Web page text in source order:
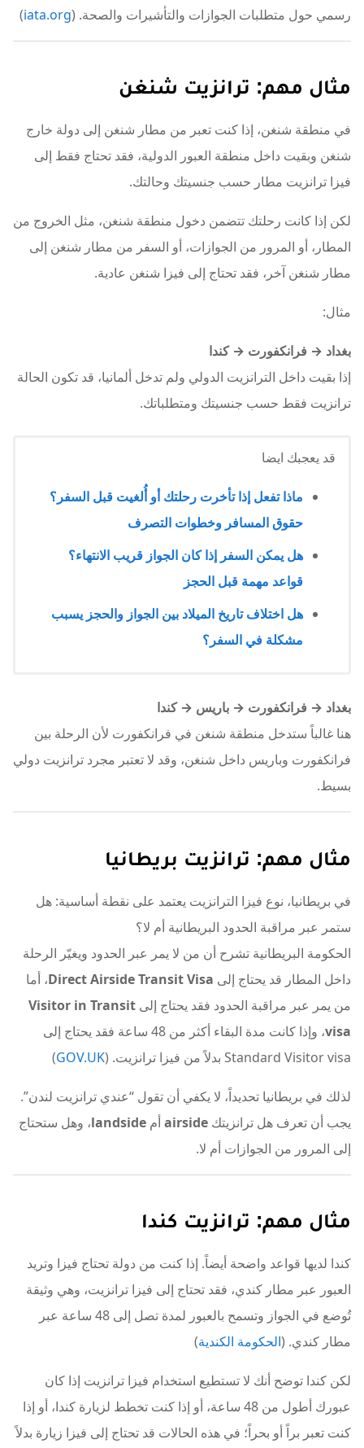
رسمي حول متطلبات الجوازات والتأشيرات والصحة. (iata.org
)
مثال مهم: ترانزيت شنغن
في منطقة شنغن، إذا كنت تعبر من مطار شنغن إلى دولة خارج
شنغن وبقيت داخل منطقة العبور الدولية، فقد تحتاج فقط إلى
فيزا ترانزيت مطار حسب جنسيتك وحالتك.
لكن إذا كانت رحلتك تتضمن دخول منطقة شنغن، مثل الخروج من
المطار، أو المرور من الجوازات، أو السفر من مطار شنغن إلى
مطار شنغن آخر، فقد تحتاج إلى فيزا شنغن عادية.
مثال:
بغداد → فرانكفورت → كندا
إذا بقيت داخل الترانزيت الدولي ولم تدخل ألمانيا، قد تكون الحالة
ترانزيت فقط حسب جنسيتك ومتطلباتك.
قد يعجبك ايضا
ماذا تفعل إذا تأخرت رحلتك أو أُلغيت قبل السفر؟
حقوق المسافر وخطوات التصرف
هل يمكن السفر إذا كان الجواز قريب الانتهاء؟
قواعد مهمة قبل الحجز
هل اختلاف تاريخ الميلاد بين الجواز والحجز يسبب
مشكلة في السفر؟
بغداد → فرانكفورت → باريس → كندا
هنا غالباً ستدخل منطقة شنغن في فرانكفورت لأن الرحلة بين
فرانكفورت وباريس داخل شنغن، وقد لا تعتبر مجرد ترانزيت دولي
بسيط.
مثال مهم: ترانزيت بريطانيا
في بريطانيا، نوع فيزا الترانزيت يعتمد على نقطة أساسية: هل
ستمر عبر مراقبة الحدود البريطانية أم لا؟
الحكومة البريطانية تشرح أن من لا يمر عبر الحدود ويغيّر الرحلة
داخل المطار قد يحتاج إلى Direct Airside Transit Visa، أما
من يمر عبر مراقبة الحدود فقد يحتاج إلى Visitor in Transit
visa
، وإذا كانت مدة البقاء أكثر من 48 ساعة فقد يحتاج إلى
Standard Visitor visa بدلاً من فيزا ترانزيت. (
GOV.UK
)
لذلك في بريطانيا تحديداً، لا يكفي أن تقول “عندي ترانزيت لندن”.
يجب أن تعرف هل ترانزيتك airsideأم landside، وهل ستحتاج
إلى المرور من الجوازات أم لا.
مثال مهم: ترانزيت كندا
كندا لديها قواعد واضحة أيضاً. إذا كنت من دولة تحتاج فيزا وتريد
العبور عبر مطار كندي، فقد تحتاج إلى فيزا ترانزيت، وهي وثيقة
تُوضع في الجواز وتسمح بالعبور لمدة تصل إلى 48 ساعة عبر
مطار كندي. (الحكومة الكندية)
لكن كندا توضح أنك لا تستطيع استخدام فيزا ترانزيت إذا كان
عبورك أطول من 48 ساعة، أو إذا كنت تخطط لزيارة كندا، أو إذا
كنت تعبر براً أو بحراً؛ في هذه الحالات قد تحتاج إلى فيزا زيارة بدلاً